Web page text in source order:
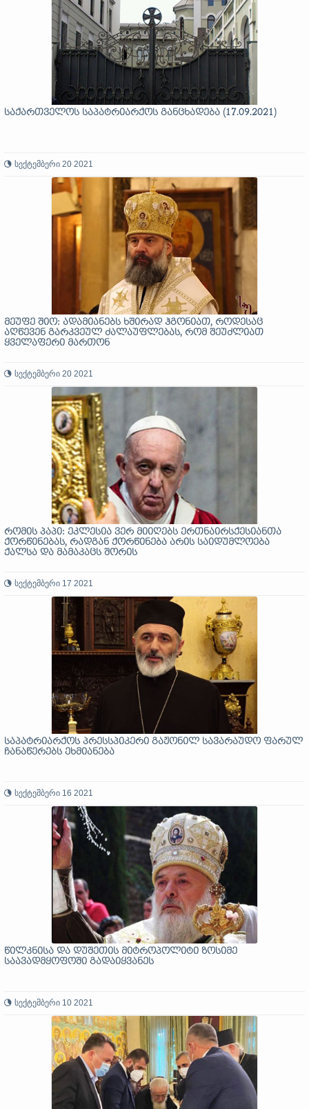
საქართველოს საპატრიარქოს განცხადება (17.09.2021)
სექტემბერი 20 2021
მეუფე შიო: ადამიანებს ხშირად ჰგონიათ, როდესაც
აღწევენ გარკვეულ ძალაუფლებას, რომ შეუძლიათ
ყველაფერი მართონ
სექტემბერი 20 2021
რომის პაპი: ეკლესია ვერ მიიღებს ერთნაირსქესიანთა
ქორწინებას, რადგან ქორწინება არის საიდუმლოება
ქალსა და მამაკაცს შორის
სექტემბერი 17 2021
საპატრიარქოს პრესსპიკერი გაჟონილ სავარაუდო ფარულ
ჩანაწერებს ეხმიანება
სექტემბერი 16 2021
წილკნისა და დუშეთის მიტროპოლიტი ზოსიმე
საავადმყოფოში გადაიყვანეს
სექტემბერი 10 2021